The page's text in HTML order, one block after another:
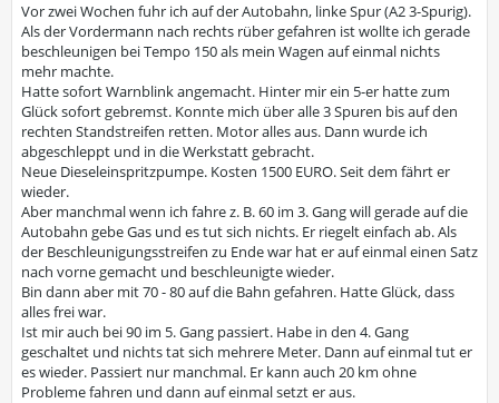
Vor zwei Wochen fuhr ich auf der Autobahn, linke Spur (A2 3-Spurig).
Als der Vordermann nach rechts rüber gefahren ist wollte ich gerade
beschleunigen bei Tempo 150 als mein Wagen auf einmal nichts
mehr machte.
Hatte sofort Warnblink angemacht. Hinter mir ein 5-er hatte zum
Glück sofort gebremst. Konnte mich über alle 3 Spuren bis auf den
rechten Standstreifen retten. Motor alles aus. Dann wurde ich
abgeschleppt und in die Werkstatt gebracht.
Neue Dieseleinspritzpumpe. Kosten 1500 EURO. Seit dem fährt er
wieder.
Aber manchmal wenn ich fahre z. B. 60 im 3. Gang will gerade auf die
Autobahn gebe Gas und es tut sich nichts. Er riegelt einfach ab. Als
der Beschleunigungsstreifen zu Ende war hat er auf einmal einen Satz
nach vorne gemacht und beschleunigte wieder.
Bin dann aber mit 70 - 80 auf die Bahn gefahren. Hatte Glück, dass
alles frei war.
Ist mir auch bei 90 im 5. Gang passiert. Habe in den 4. Gang
geschaltet und nichts tat sich mehrere Meter. Dann auf einmal tut er
es wieder. Passiert nur manchmal. Er kann auch 20 km ohne
Probleme fahren und dann auf einmal setzt er aus.